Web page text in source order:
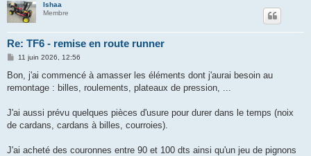
Ishaa
Membre
Re: TF6 - remise en route runner
M
s
a
11 juin 2026, 12:56
Bon, j'ai commencé à amasser les éléments dont j'aurai besoin au
remontage : billes, roulements, plateaux de pression, ...
J'ai aussi prévu quelques pièces d'usure pour durer dans le temps (noix
de cardans, cardans à billes, courroies).
J'ai acheté des couronnes entre 90 et 100 dts ainsi qu'un jeu de pignons